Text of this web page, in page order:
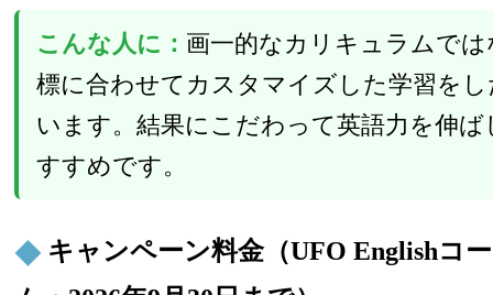
こんな人に： 画一的なカリキュラムで
標に合わせてカスタマイズした学習を
います。結果にこだわって英語力を伸
すすめです。
キャンペーン料金（UFO Englishコ